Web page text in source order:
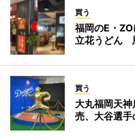
買う
福岡のE・
立花うどん
買う
大丸福岡天
売、大谷選手